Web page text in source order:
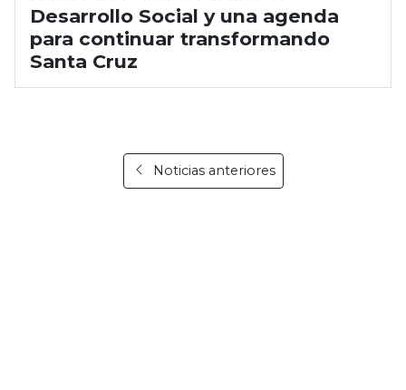
Desarrollo Social y una agenda
para continuar transformando
Santa Cruz
Noticias anteriores